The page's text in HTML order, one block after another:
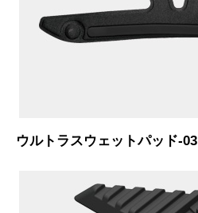
ウルトラスウェットパッド-03